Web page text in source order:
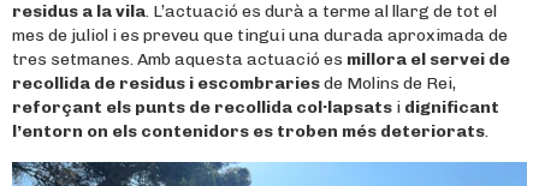
residus a la vila. L’actuació es durà a terme al llarg de tot el
mes de juliol i es preveu que tingui una durada aproximada de
tres setmanes. Amb aquesta actuació es millora el servei de
recollida de residus i escombrariesde Molins de Rei,
reforçant els punts de recollida col·lapsats i dignificant
l’entorn on els contenidors es troben més deteriorats.